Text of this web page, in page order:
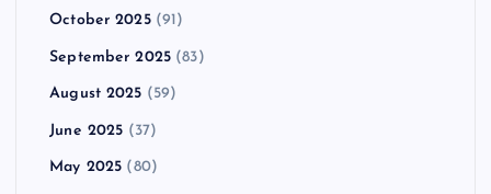
October 2025(91)
September 2025 (83)
August 2025 (59)
June 2025 (37)
May 2025 (80)